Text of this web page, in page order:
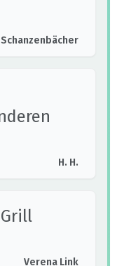
H. H.
Verena Link